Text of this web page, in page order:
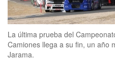
La última prueba del
Camiones llega a su fin, un año
Jarama.